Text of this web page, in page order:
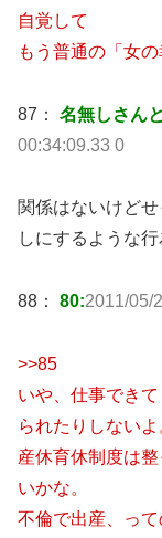
自覚して
もう普通の「女
87： 名無しさん
00:34:09.33 0
関係はないけど
しにするような
88： 80:2011/05/
>>85
いや、仕事でき
られたりしないよ
産休育休制度は
いかな。
不倫で出産、っ